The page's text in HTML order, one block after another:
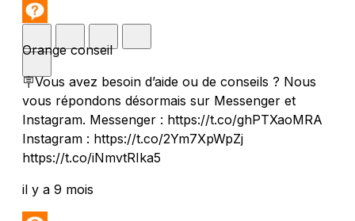
Orange conseil
🪧Vous avez besoin d’aide ou de conseils ? Nous
vous répondons désormais sur Messenger et
Instagram. Messenger : https://t.co/ghPTXaoMRA
Instagram : https://t.co/2Ym7XpWpZj
https://t.co/iNmvtRIka5
il y a 9 mois